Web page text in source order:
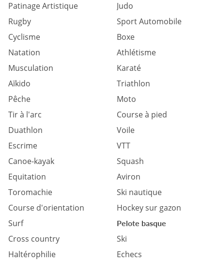
Patinage Artistique
Judo
Rugby
Sport Automobile
Cyclisme
Boxe
Natation
Athlétisme
Musculation
Karaté
Aïkido
Triathlon
Pêche
Moto
Tir à l'arc
Course à pied
Duathlon
Voile
Escrime
VTT
Canoe-kayak
Squash
Equitation
Aviron
Toromachie
Ski nautique
Course d'orientation
Hockey sur gazon
Surf
Pelote basque
Cross country
Ski
Haltérophilie
Echecs